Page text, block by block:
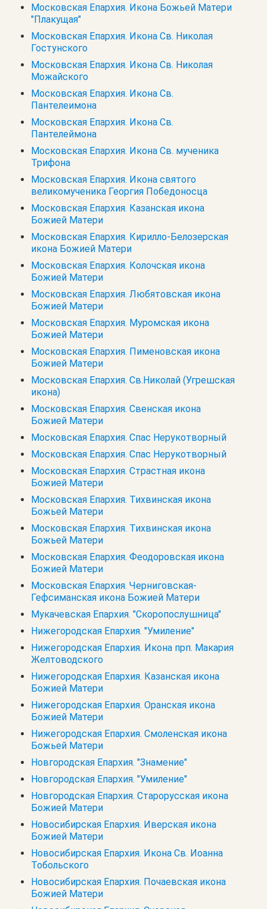
Московская Епархия. Икона Божьей Матери
"Плакущая"
Московская Епархия. Икона Св. Николая
Гостунского
Московская Епархия. Икона Св. Николая
Можайского
Московская Епархия. Икона Св.
Пантелеимона
Московская Епархия. Икона Св.
Пантелеймона
Московская Епархия. Икона Св. мученика
Трифона
Московская Епархия. Икона святого
великомученика Георгия Победоносца
Московская Епархия. Казанская икона
Божией Матери
Московская Епархия. Кирилло-Белозерская
икона Божией Матери
Московская Епархия. Колочская икона
Божией Матери
Московская Епархия. Любятовская икона
Божией Матери
Московская Епархия. Муромская икона
Божией Матери
Московская Епархия. Пименовская икона
Божией Матери
Московская Епархия. Св.Николай (Угрешская
икона)
Московская Епархия. Свенская икона
Божией Матери
Московская Епархия. Спас Нерукотворный
Московская Епархия. Спас Нерукотворный
Московская Епархия. Страстная икона
Божией Матери
Московская Епархия. Тихвинская икона
Божьей Матери
Московская Епархия. Тихвинская икона
Божьей Матери
Московская Епархия. Феодоровская икона
Божией Матери
Московская Епархия. Черниговская-
Гефсиманская икона Божией Матери
Мукачевская Епархия. "Скоропослушница"
Нижегородская Епархия. "Умиление"
Нижегородская Епархия. Икона прп. Макария
Желтоводского
Нижегородская Епархия. Казанская икона
Божией Матери
Нижегородская Епархия. Оранская икона
Божией Матери
Нижегородская Епархия. Смоленская икона
Божьей Матери
Новгородская Епархия. "Знамение"
Новгородская Епархия. "Умиление"
Новгородская Епархия. Старорусская икона
Божией Матери
Новосибирская Епархия. Иверская икона
Божией Матери
Новосибирская Епархия. Икона Св. Иоанна
Тобольского
Новосибирская Епархия. Почаевская икона
Божией Матери